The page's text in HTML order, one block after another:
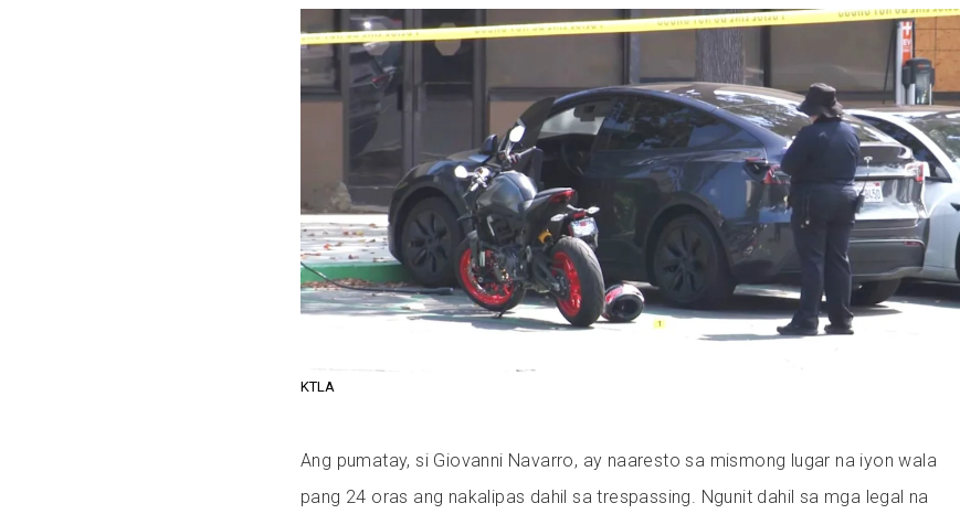
KTLA
Ang pumatay, si Giovanni Navarro, ay naaresto sa mismong lugar na iyon wala
pang 24 oras ang nakalipas dahil sa trespassing. Ngunit dahil sa mga legal na